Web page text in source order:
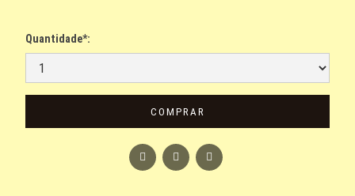
Quantidade*:
COMPRAR